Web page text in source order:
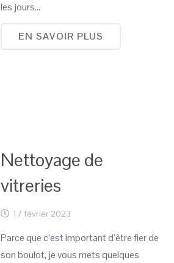
les jours…
EN SAVOIR PLUS
Nettoyage de
vitreries
17 février 2023
Parce que c’est important d’être fier de
son boulot, je vous mets quelques